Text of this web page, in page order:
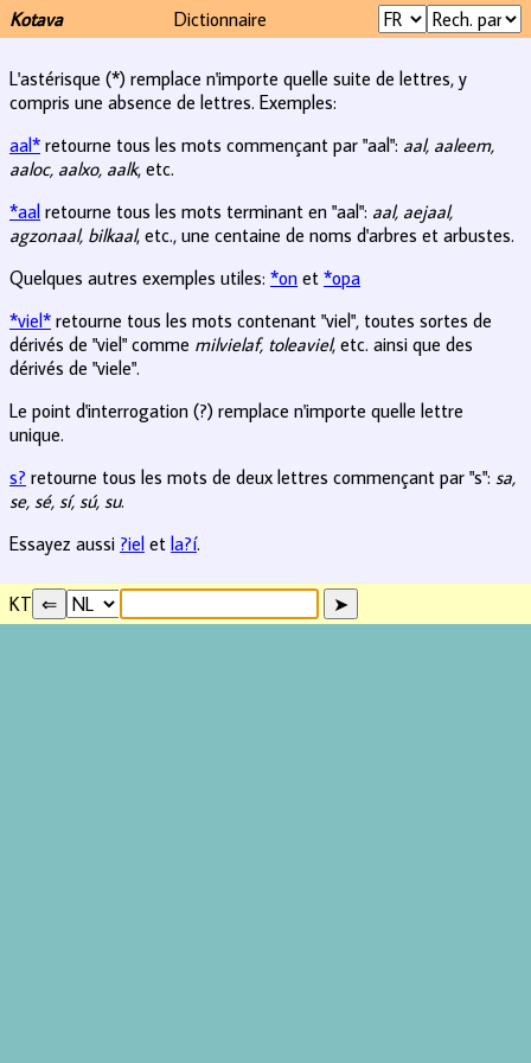
Kotava Dictionnaire
L'astérisque (*) remplace n'importe quelle suite de lettres, y
compris une absence de lettres. Exemples:
aal* retourne tous les mots commençant par "aal": aal, aaleem,
aaloc, aalxo, aalk, etc.
*aal retourne tous les mots terminant en "aal": aal, aejaal,
agzonaal, bilkaal, etc., une centaine de noms d'arbres et arbustes.
Quelques autres exemples utiles: *on et *opa
*viel* retourne tous les mots contenant "viel", toutes sortes de
dérivés de "viel" comme milvielaf, toleaviel, etc. ainsi que des
dérivés de "viele".
Le point d'interrogation (?) remplace n'importe quelle lettre
unique.
s? retourne tous les mots de deux lettres commençant par "s": sa,
se, sé, sí, sú, su.
Essayez aussi ?iel et la?í.
KT